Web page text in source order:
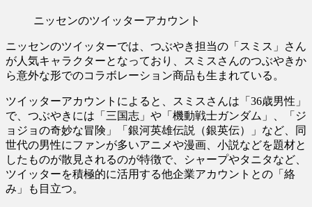
ニッセンのツイッターアカウント
ニッセンのツイッターでは、つぶやき担当の「スミス」さん
が人気キャラクターとなっており、スミスさんのつぶやきか
ら意外な形でのコラボレーション商品も生まれている。
ツイッターアカウントによると、スミスさんは「36歳男性」
で、つぶやきには「三国志」や「機動戦士ガンダム」、「ジ
ョジョの奇妙な冒険」「銀河英雄伝説（銀英伝）」など、同
世代の男性にファンが多いアニメや漫画、小説などを題材と
したものが散見されるのが特徴で、シャープやタニタなど、
ツイッターを積極的に活用する他企業アカウントとの「絡
み」も目立つ。